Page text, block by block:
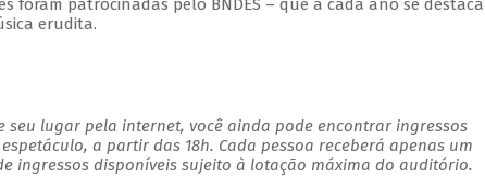
foram patrocinadas pelo BNDES – que a cada ano se destaca
erudita.
seu lugar pela internet, você ainda pode encontrar ingressos
a partir das 18h. Cada pessoa receberá apenas um
ingressos disponíveis sujeito à lotação máxima do auditório.